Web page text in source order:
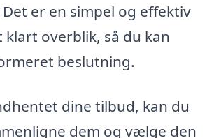
er en simpel og effektiv
klart overblik, så du kan
beslutning.
dine tilbud, kan du
dem og vælge den